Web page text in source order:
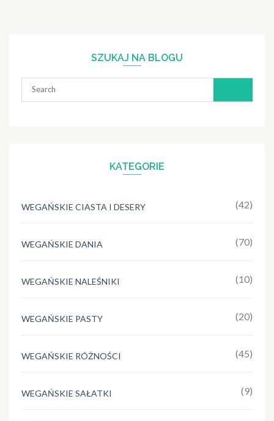
SZUKAJ NA BLOGU
for:
KATEGORIE
WEGAŃSKIE CIASTA I DESERY (42)
WEGAŃSKIE DANIA (70)
WEGAŃSKIE NALEŚNIKI (10)
WEGAŃSKIE PASTY (20)
WEGAŃSKIE RÓŻNOŚCI (45)
WEGAŃSKIE SAŁATKI (9)